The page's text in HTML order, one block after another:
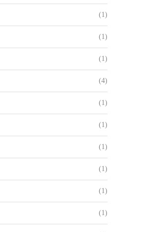
(1)
(1)
(1)
(4)
(1)
(1)
(1)
(1)
(1)
(1)